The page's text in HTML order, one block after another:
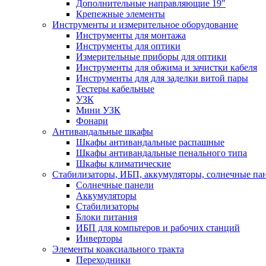
Дополнительные направляющие 19"
Крепежные элементы
Инструменты и измерительное оборудование
Инструменты для монтажа
Инструменты для оптики
Измерительные приборы для оптики
Инструменты для обжима и зачистки кабеля
Инструменты для для заделки витой пары
Тестеры кабельные
УЗК
Мини УЗК
Фонари
Антивандальные шкафы
Шкафы антивандальные распашные
Шкафы антивандальные пенального типа
Шкафы климатические
Стабилизаторы, ИБП, аккумуляторы, солнечные
Солнечные панели
Аккумуляторы
Стабилизаторы
Блоки питания
ИБП для компьтеров и рабочих станций
Инверторы
Элементы коаксиального тракта
Переходники